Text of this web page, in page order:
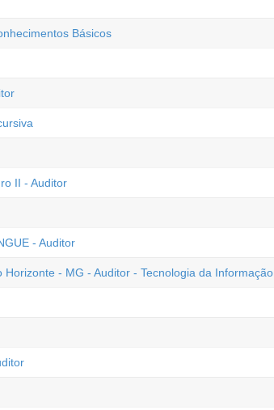
Básicos
II - Auditor
- Auditor
- MG - Auditor - Tecnologia da Informação